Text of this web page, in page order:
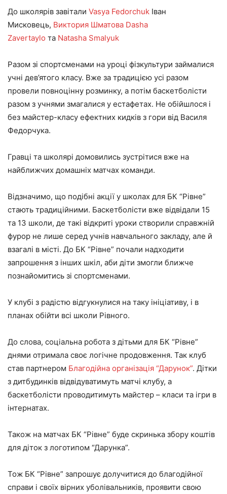
До школярів завітали Vasya Fedorchuk Іван
Мисковець, Виктория Шматова Dasha
Zavertaylo та Natasha Smalyuk
Разом зі спортсменами на уроці фізкультури займалися
учні дев’ятого класу. Вже за традицією усі разом
провели повноцінну розминку, а потім баскетболісти
разом з учнями змагалися у естафетах. Не обійшлося і
без майстер-класу ефектних кидків з гори від Василя
Федорчука.
Гравці та школярі домовились зустрітися вже на
найближчих домашніх матчах команди.
Відзначимо, що подібні акції у школах для БК “Рівне”
стають традиційними. Баскетболісти вже відвідали 15
та 13 школи, де такі відкриті уроки створили справжній
фурор не лише серед учнів навчального закладу, але й
взагалі в місті. До БК “Рівне” почали надходити
запрошення з інших шкіл, аби діти змогли ближче
познайомитись зі спортсменами.
У клубі з радістю відгукнулися на таку ініціативу, і в
планах обійти всі школи Рівного.
До слова, соціальна робота з дітьми для БК “Рівне”
днями отримала своє логічне продовження. Так клуб
став партнером Благодійна організація “Дарунок”. Дітки
з дитбудинків відвідуватимуть матчі клубу, а
баскетболісти проводитимуть майстер – класи та ігри в
інтернатах.
Також на матчах БК “Рівне” буде скринька збору коштів
для діток з логотипом “Дарунка”.
Тож БК “Рівне” запрошує долучитися до благодійної
справи і своїх вірних уболівальників, проявити свою